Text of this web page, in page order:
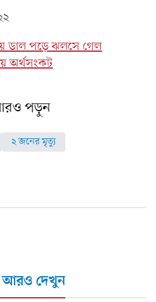
ডাল পড়ে ঝলসে গেল
অর্থসংকট
পড়ুন
২ জনের মৃত্যু
আরও দেখুন